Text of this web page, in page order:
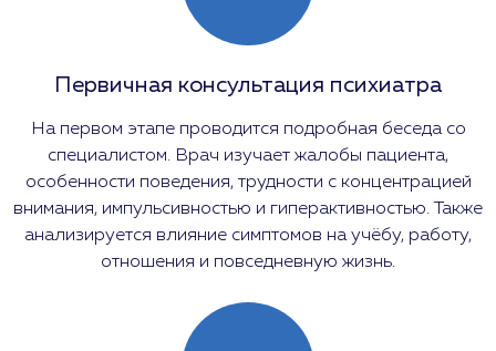
Первичная консультация психиатра
На первом этапе проводится подробная беседа со
специалистом. Врач изучает жалобы пациента,
особенности поведения, трудности с концентрацией
внимания, импульсивностью и гиперактивностью. Также
анализируется влияние симптомов на учёбу, работу,
отношения и повседневную жизнь.